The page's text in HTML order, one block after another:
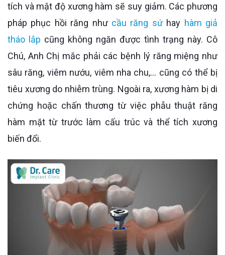
tích và mật độ xương hàm sẽ suy giảm. Các phương
pháp phục hồi răng như cầu răng sứhay hàm giả
tháo lắp cũng không ngăn được tình trạng này. Cô
Chú, Anh Chị mắc phải các bệnh lý răng miệng như
sâu răng, viêm nướu, viêm nha chu,... cũng có thể bị
tiêu xương do nhiễm trùng. Ngoài ra, xương hàm bị di
chứng hoặc chấn thương từ việc phẫu thuật răng
hàm mặt từ trước làm cấu trúc và thể tích xương
biến đổi.